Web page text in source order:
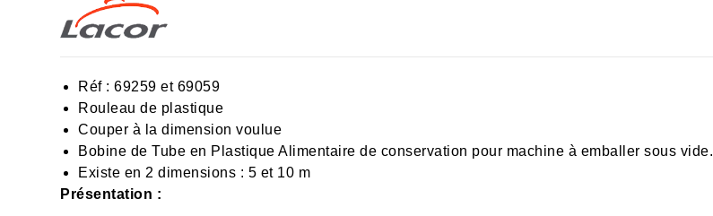
Réf :69259 et 69059
Rouleau de plastique
Couper à la dimension voulue
Bobine de Tube en Plastique Alimentaire de conservation pour machine à emballer sous vide.
Existe en 2 dimensions : 5 et 10 m
Présentation :